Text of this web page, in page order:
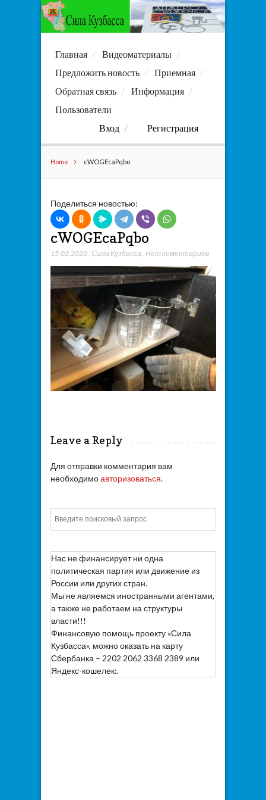
Главная
Видеоматериалы
Предложить новость
Приемная
Обратная связь
Информация
Пользователи
Вход
Регистрация
Home cWOGEcaPqbo
Поделиться новостью:
cWOGEcaPqbo
15.02.2020, Сила Кузбасса Нет коментариев
Leave a Reply
Для отправки комментария вам
необходимоавторизоваться.
Нас не финансирует ни одна
политическая партия или движение из
России или других стран.
Мы не являемся иностранными агентами,
а также не работаем на структуры
власти!!!
Финансовую помощь проекту «Сила
Кузбасса», можно оказать на карту
Сбербанка – 2202 2062 3368 2389 или
Яндекс-кошелек:.